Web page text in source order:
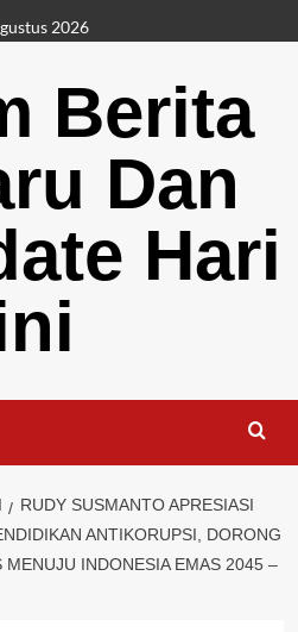
2026
Berita
Dan
Hari
RUDY SUSMANTO APRESIASI
ANTIKORUPSI, DORONG
INDONESIA EMAS 2045 –